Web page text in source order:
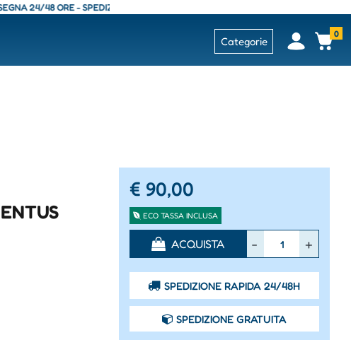
- SPEDIZIONE GRATUITA - CONSEGNA 24/48 ORE - SPEDIZIONE
Categorie Open0
€ 90,00
ECO TASSA INCLUSA
QuantitàACQUISTA
SPEDIZIONE RAPIDA 24/48H
SPEDIZIONE GRATUITA